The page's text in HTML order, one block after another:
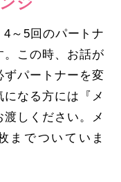
～5回のパートナ
。この時、お話が
パートナーを変
なる方には『メ
しください。メ
までついていま